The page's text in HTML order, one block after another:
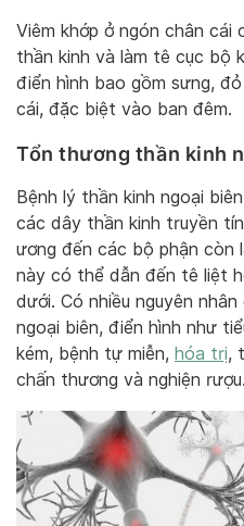
Viêm khớp ở ngón chân
thần kinh và làm tê cục bộ
điển hình bao gồm sưng,
cái, đặc biệt vào ban đêm.
Tổn thương thần kinh
Bệnh lý thần kinh ngoại
các dây thần kinh truyền
ương đến các bộ phận còn
này có thể dẫn đến tê liệt
dưới. Có nhiều nguyên
ngoại biên, điển hình như
kém, bệnh tự miễn, hóa trị,
chấn thương và nghiện rượu.